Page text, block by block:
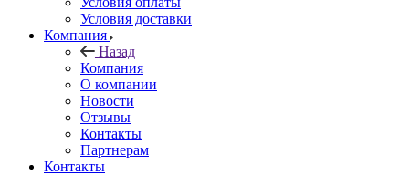
Условия доставки
Компания
Назад
Компания
О компании
Новости
Отзывы
Контакты
Партнерам
Контакты